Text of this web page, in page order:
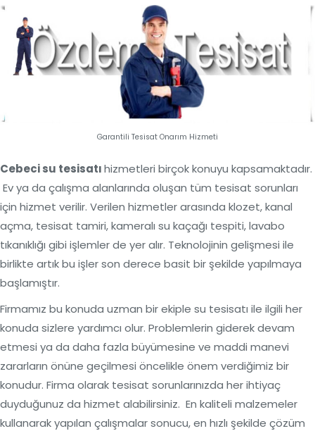
Garantili Tesisat Onarım Hizmeti
Cebeci su tesisatıhizmetleri birçok konuyu kapsamaktadır.
Ev ya da çalışma alanlarında oluşan tüm tesisat sorunları
için hizmet verilir. Verilen hizmetler arasında klozet, kanal
açma, tesisat tamiri, kameralı su kaçağı tespiti, lavabo
tıkanıklığı gibi işlemler de yer alır. Teknolojinin gelişmesi ile
birlikte artık bu işler son derece basit bir şekilde yapılmaya
başlamıştır.
Firmamız bu konuda uzman bir ekiple su tesisatı ile ilgili her
konuda sizlere yardımcı olur. Problemlerin giderek devam
etmesi ya da daha fazla büyümesine ve maddi manevi
zararların önüne geçilmesi öncelikle önem verdiğimiz bir
konudur. Firma olarak tesisat sorunlarınızda her ihtiyaç
duyduğunuz da hizmet alabilirsiniz. En kaliteli malzemeler
kullanarak yapılan çalışmalar sonucu, en hızlı şekilde çözüm